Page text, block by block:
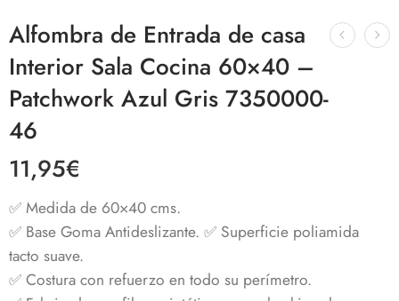
Alfombra de Entrada de casa
Interior Sala Cocina 60×40 –
Patchwork Azul Gris 7350000-
46
11,95€
✅ Medida de 60×40 cms.
✅ Base Goma Antideslizante. ✅ Superficie poliamida
tacto suave.
✅Costura con refuerzo en todo su perímetro.